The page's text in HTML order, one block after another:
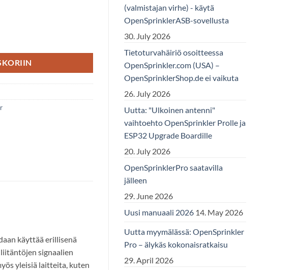
(valmistajan virhe) - käytä
OpenSprinklerASB-sovellusta
30. July 2026
Tietoturvahäiriö osoitteessa
OpenSprinkler.com (USA) –
OpenSprinklerShop.de ei vaikuta
26. July 2026
Uutta: "Ulkoinen antenni"
vaihtoehto OpenSprinkler Prolle ja
ESP32 Upgrade Boardille
20. July 2026
OpenSprinklerPro saatavilla
jälleen
29. June 2026
Uusi manuaali 2026 14. May 2026
Uutta myymälässä: OpenSprinkler
Pro – älykäs kokonaisratkaisu
29. April 2026
käyttää erillisenä
signaalien
yleisiä laitteita, kuten